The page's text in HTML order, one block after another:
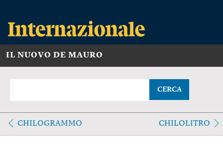
IL NUOVO DE MAURO
CERCA
CHILOGRAMMO CHILOLITRO